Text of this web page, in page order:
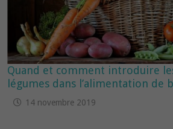
Quand et comment introduire
légumes dans l’alimentation de
14 novembre 2019